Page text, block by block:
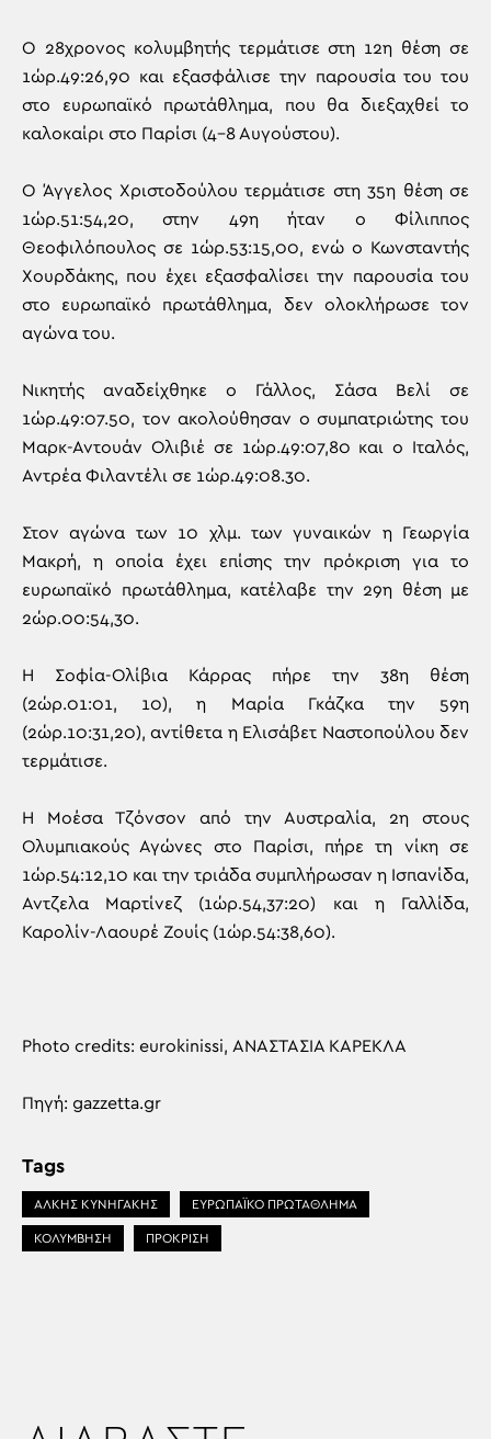
Ο 28χρονος κολυμβητής τερμάτισε στη 12η θέση σε
1ώρ.49:26,90 και εξασφάλισε την παρουσία του του
στο ευρωπαϊκό πρωτάθλημα, που θα διεξαχθεί το
καλοκαίρι στο Παρίσι (4-8 Αυγούστου).
Ο Άγγελος Χριστοδούλου τερμάτισε στη 35η θέση σε
1ώρ.51:54,20, στην 49η ήταν ο Φίλιππος
Θεοφιλόπουλος σε 1ώρ.53:15,00, ενώ ο Κωνσταντής
Χουρδάκης, που έχει εξασφαλίσει την παρουσία του
στο ευρωπαϊκό πρωτάθλημα, δεν ολοκλήρωσε τον
αγώνα του.
Νικητής αναδείχθηκε ο Γάλλος, Σάσα Βελί σε
1ώρ.49:07.50, τον ακολούθησαν ο συμπατριώτης του
Μαρκ-Αντουάν Ολιβιέ σε 1ώρ.49:07,80 και ο Ιταλός,
Αντρέα Φιλαντέλι σε 1ώρ.49:08.30.
Στον αγώνα των 10 χλμ. των γυναικών η Γεωργία
Μακρή, η οποία έχει επίσης την πρόκριση για το
ευρωπαϊκό πρωτάθλημα, κατέλαβε την 29η θέση με
2ώρ.00:54,30.
Η Σοφία-Ολίβια Κάρρας πήρε την 38η θέση
(2ώρ.01:01, 10), η Μαρία Γκάζκα την 59η
(2ώρ.10:31,20), αντίθετα η Ελισάβετ Ναστοπούλου δεν
τερμάτισε.
Η Μοέσα Τζόνσον από την Αυστραλία, 2η στους
Ολυμπιακούς Αγώνες στο Παρίσι, πήρε τη νίκη σε
1ώρ.54:12,10 και την τριάδα συμπλήρωσαν η Ισπανίδα,
Αντζελα Μαρτίνεζ (1ώρ.54,37:20) και η Γαλλίδα,
Καρολίν-Λαουρέ Ζουίς (1ώρ.54:38,60).
Photo credits: eurokinissi, ΑΝΑΣΤΑΣΙΑ ΚΑΡΕΚΛΑ
Πηγή: gazzetta.gr
Tags
ΑΛΚΗΣ ΚΥΝΗΓΑΚΗΣ ΕΥΡΩΠΑΪΚΟ ΠΡΩΤΑΘΛΗΜΑ
ΚΟΛΥΜΒΗΣΗ ΠΡΟΚΡΙΣΗ